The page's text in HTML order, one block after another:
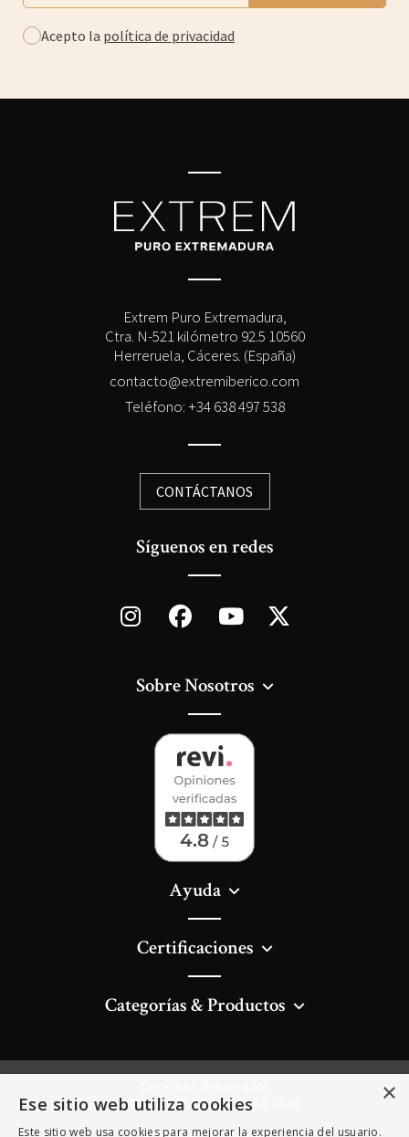
Acepto la política de privacidad
Extrem Puro Extremadura,
Ctra. N-521 kilómetro 92.5 10560
Herreruela, Cáceres. (España)
contacto@extremiberico.com
Teléfono: +34 638 497 538
CONTÁCTANOS
Síguenos en redes
Sobre Nosotros
Ayuda
Certificaciones
Categorías & Productos
AGRICULTURAS DIVERSAS 2026
×
Ese sitio web utiliza cookies
Este sitio web usa cookies para mejorar la experiencia del usuario.